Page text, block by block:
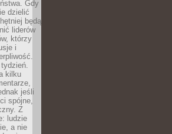
Gdy
dzielić
będą
liderów
którzy
i
kilku
jeśli
spójne,
Z
ludzie
a nie